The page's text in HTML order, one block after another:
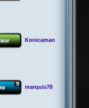
Konicaman
marquis78